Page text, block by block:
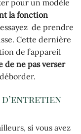
pour un modèle
la fonction
de prendre
Cette dernière
de l’appareil
de ne pas verser
si vous avez